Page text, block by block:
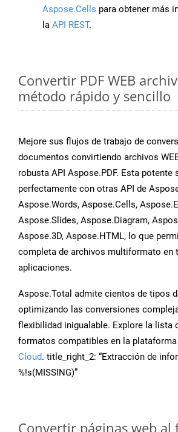
Aspose.Cells para obtener más
la API REST.
Convertir PDF WEB
método rápido y sencillo
Mejore sus flujos de trabajo de
documentos convirtiendo archivos
robusta API Aspose.PDF. Esta
perfectamente con otras API de
Aspose.Words, Aspose.Cells,
Aspose.Slides, Aspose.Diagram,
Aspose.3D, Aspose.HTML, lo que
completa de archivos multiformato en
aplicaciones.
Aspose.Total admite cientos de tipos
optimizando las conversiones
flexibilidad inigualable. Explore la lista
formatos compatibles en la plataforma
Cloud. title_right_2: “Extracción de
%!s(MISSING)”
Convertir páginas web al